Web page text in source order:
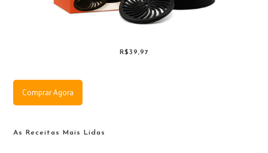
R$39,97
Comprar Agora
As Receitas Mais Lidas